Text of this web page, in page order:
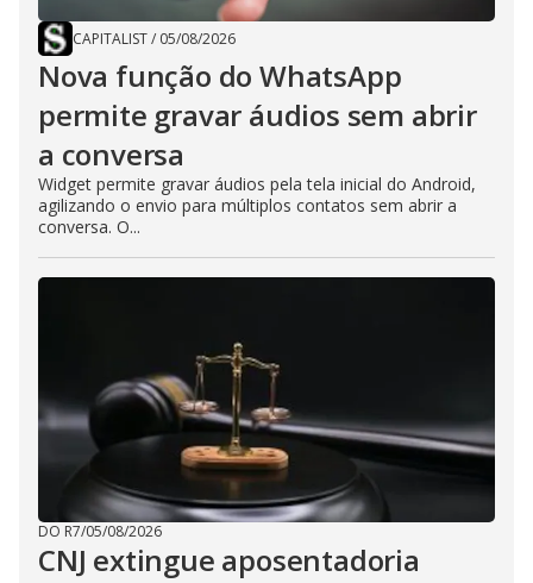
CAPITALIST/ 05/08/2026
Nova função do WhatsApp
permite gravar áudios sem abrir
a conversa
Widget permite gravar áudios pela tela inicial do Android,
agilizando o envio para múltiplos contatos sem abrir a
conversa. O...
DO R7/05/08/2026
CNJ extingue aposentadoria